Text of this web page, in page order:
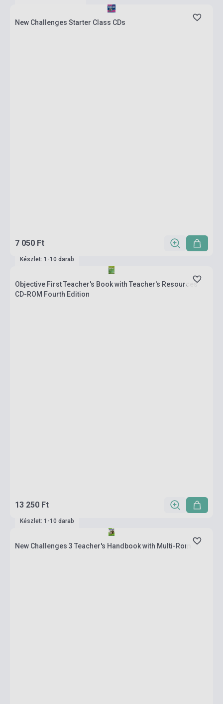
New Challenges Starter Class CDs
7 050 Ft
Készlet: 1-10 darab
Objective First Teacher's Book with Teacher's Resources
CD-ROM Fourth Edition
13 250 Ft
Készlet: 1-10 darab
New Challenges 3 Teacher's Handbook with Multi-Rom